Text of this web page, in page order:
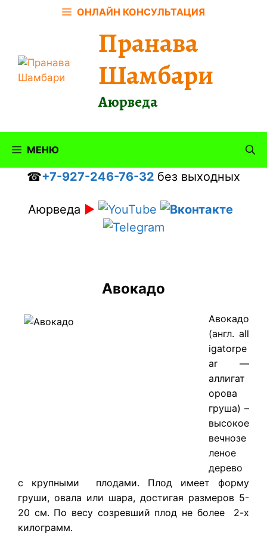
ОНЛАЙН КОНСУЛЬТАЦИЯ
Пранава
Шамбари
Аюрведа
МЕНЮ
☎+7-927-246-76-32 без выходных
Аюрведа ►
Авокадо
​Авокадо
(англ. all
igatorpe
ar —
аллигат
орова
груша) –
высокое
вечнозе
леное
дерево
с крупными плодами. Плод имеет форму
груши, овала или шара, достигая размеров 5-
20 см. По весу созревший плод не более 2-х
килограмм.